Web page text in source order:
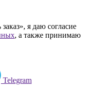
я даю согласие
, а также принимаю
Telegram